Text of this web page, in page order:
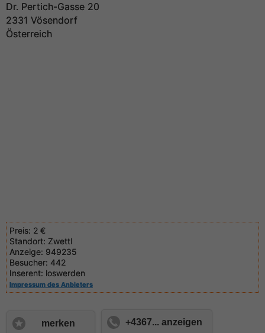
Dr. Pertich-Gasse 20
2331 Vösendorf
Österreich
Preis: 2 €
Standort: Zwettl
Anzeige: 949235
Besucher: 442
Inserent: loswerden
Impressum des Anbieters
merken +4367... anzeigen